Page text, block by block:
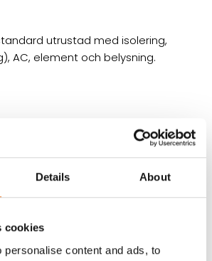
Details About
cookies
personalise content and ads, to
utrustad med isolering,
AC, element och belysning.